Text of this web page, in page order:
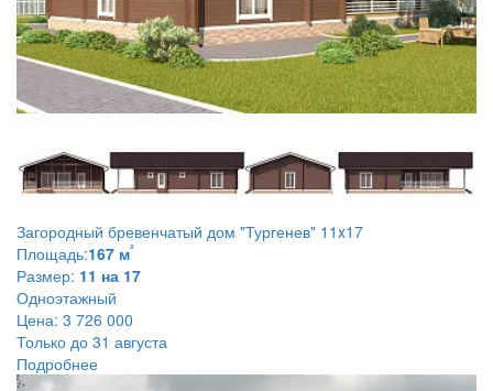
Загородный бревенчатый дом "Тургенев" 11x17
Площадь:167 м²
Размер: 11 на 17
Одноэтажный
Цена: 3 726 000
Только до 31 августа
Подробнее